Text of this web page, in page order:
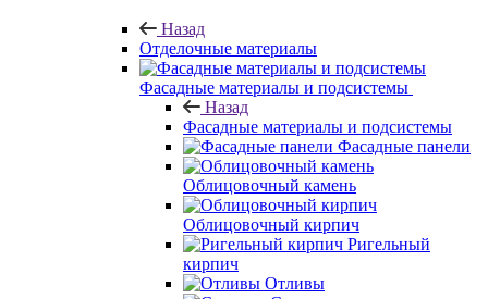
Назад
Отделочные материалы
Фасадные материалы и подсистемы
Назад
Фасадные материалы и подсистемы
Фасадные панели
Облицовочный камень
Облицовочный кирпич
Ригельный
кирпич
Отливы